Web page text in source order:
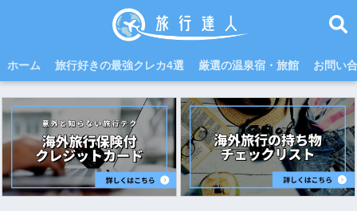
ホーム 旅行好きの最強クレカ4選 厳選の温泉宿・旅館 お問い